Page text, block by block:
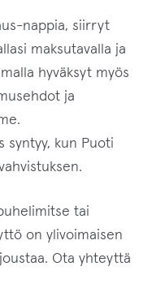
nappia, siirryt
maksutavalla ja
hyväksyt myös
ja
syntyy, kun Puoti
tai
on ylivoimaisen
Ota yhteyttä